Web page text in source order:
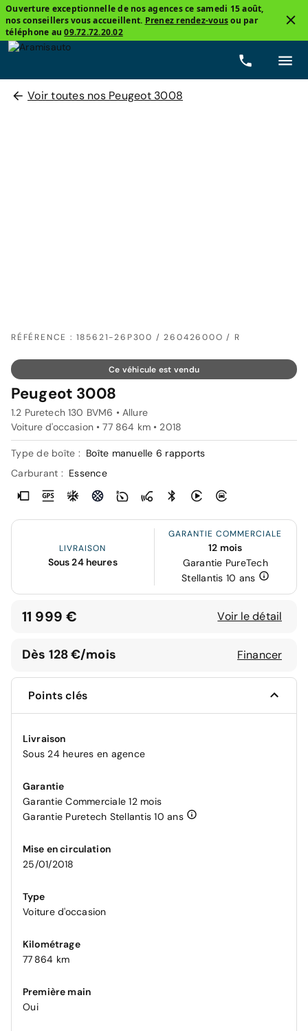
Ouverture exceptionnelle de nos agences ce samedi 15 août,
nos conseillers vous accueillent. Prenez rendez-vousou par
téléphone au09.72.72.20.02
Voir toutes nos Peugeot 3008
RÉFÉRENCE : 185621-26P300 / 26042600O / R
Ce véhicule est vendu
Peugeot 3008
1.2 Puretech 130 BVM6 • Allure
Voiture d'occasion • 77 864 km • 2018
Type de boîte : Boîte manuelle 6 rapports
Carburant : Essence
LIVRAISON
Sous 24 heures
GARANTIE COMMERCIALE
12 mois
Garantie PureTech
Stellantis 10 ans
11 999 € Voir le détail
Dès 128 €/mois Financer
Points clés
Livraison
Sous 24 heures en agence
Garantie
Garantie Commerciale 12 mois
Garantie Puretech Stellantis 10 ans
Mise en circulation
25/01/2018
Type
Voiture d'occasion
Kilométrage
77 864 km
Première main
Oui